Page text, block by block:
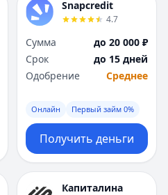
Snapcredit
4.7
Сумма
до 20 000 ₽
Срок
до 15 дней
Одобрение
Среднее
Онлайн Первый займ 0%
Получить деньги
Капиталина